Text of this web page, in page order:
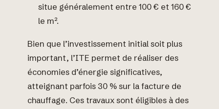
situe généralement entre 100 € et 160 €
le m².
Bien que l’investissement initial soit plus
important, l’ITE permet de réaliser des
économies d’énergie significatives,
atteignant parfois 30 % sur la facture de
chauffage. Ces travaux sont éligibles à des